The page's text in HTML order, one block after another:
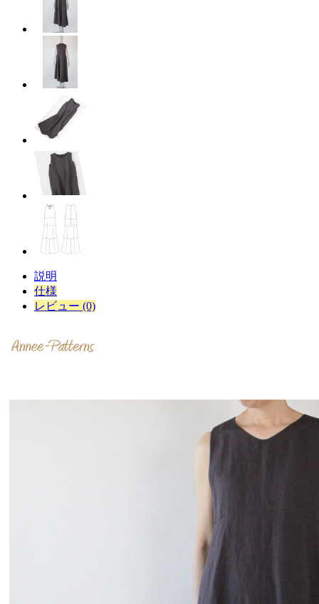
説明
仕様
レビュー (0)